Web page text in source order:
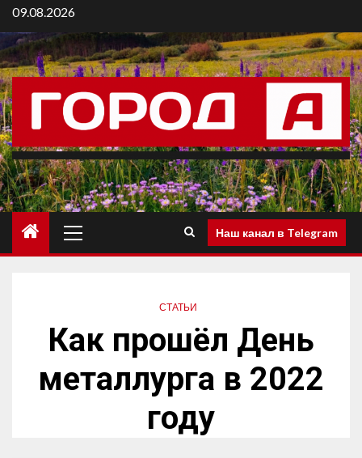
09.08.2026
Наш канал в Telegram
СТАТЬИ
Как прошёл День
металлурга в 2022
году